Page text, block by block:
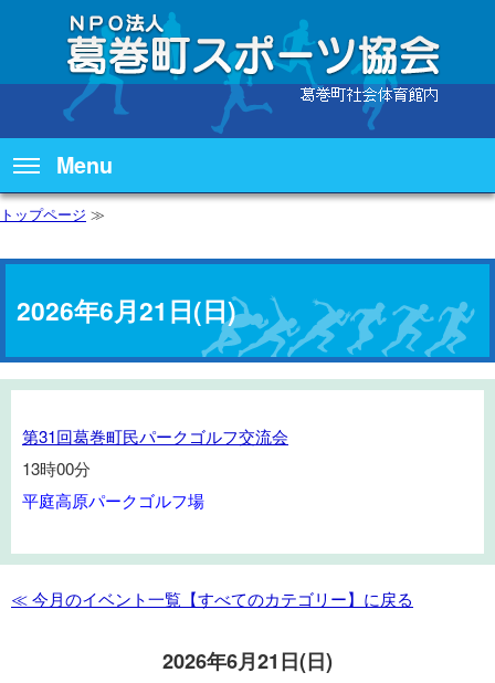
Menu
トップページ ≫
2026年6月21日(日)
第
葛
町
民
第31回葛巻町民パークゴルフ交流会
13時00分
平庭高原パークゴルフ場
≪ 今月のイベント一覧【すべてのカテゴリー】に戻る
2026年6月21日(日)